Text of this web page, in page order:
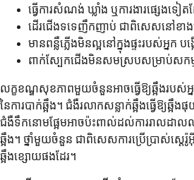
ធ្វើការសំណង់ ឃ្លាំង ឬការងារផ្សេងទៀត
ដើរជើងទទេញឹកញាប់ ជាពិសេសនៅខាង
មានពន្លឺភ្លើងមិនល្អនៅក្នុងផ្ទះរបស់អ្នក បង្
ពាក់ស្បែកជើងមិនសមស្របសម្រាប់សកម្
លក្ខខណ្ឌសុខភាពមួយចំនួនអាចធ្វើឱ្យឆ្អឹងរបស់
នៃការបាក់ឆ្អឹង។ ជំងឺរលាកសន្លាក់ឆ្អឹងធ្វើឱ្យ
ជំងឺទឹកនោមផ្អែមអាចប៉ះពាល់ដល់ការរាលដា
ឆ្អឹង។ ថ្នាំមួយចំនួន ជាពិសេសការប្រើប្រាស់ស្តេរ៉ូ
ឆ្អឹងខ្សោយផងដែរ។